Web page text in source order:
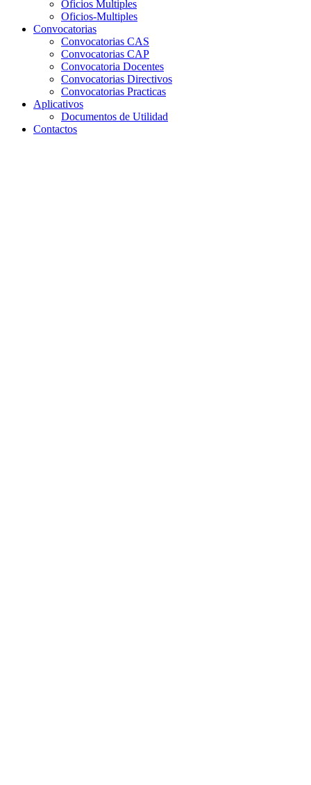
Oficios Multiples
Oficios-Multiples
Convocatorias
Convocatorias CAS
Convocatorias CAP
Convocatoria Docentes
Convocatorias Directivos
Convocatorias Practicas
Aplicativos
Documentos de Utilidad
Contactos